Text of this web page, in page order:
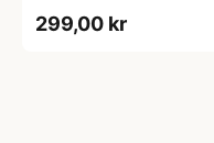
299,00 kr